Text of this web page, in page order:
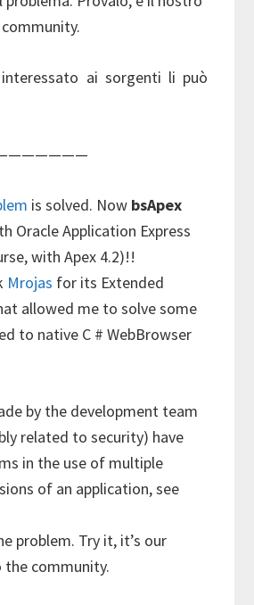
ai sorgenti li può
is solved. Now bsApex
Oracle Application Express
with Apex 4.2)!!
Mrojas for its Extended
allowed me to solve some
to native C # WebBrowser
by the development team
related to security) have
in the use of multiple
of an application, see
problem. Try it, it’s our
community.